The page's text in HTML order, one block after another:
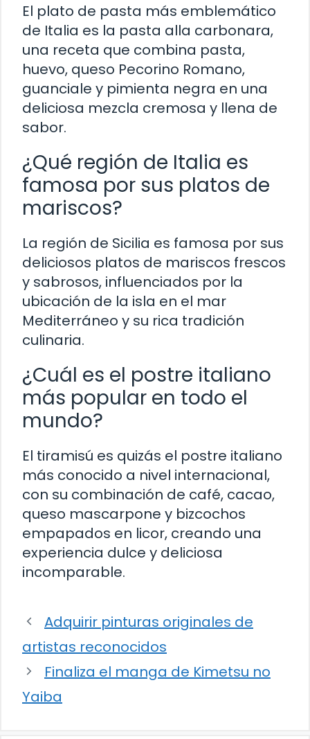
El plato de pasta más emblemático
de Italia es la pasta alla carbonara,
una receta que combina pasta,
huevo, queso Pecorino Romano,
guanciale y pimienta negra en una
deliciosa mezcla cremosa y llena de
sabor.
¿Qué región de Italia es
famosa por sus platos de
mariscos?
La región de Sicilia es famosa por sus
deliciosos platos de mariscos frescos
y sabrosos, influenciados por la
ubicación de la isla en el mar
Mediterráneo y su rica tradición
culinaria.
¿Cuál es el postre italiano
más popular en todo el
mundo?
El tiramisú es quizás el postre italiano
más conocido a nivel internacional,
con su combinación de café, cacao,
queso mascarpone y bizcochos
empapados en licor, creando una
experiencia dulce y deliciosa
incomparable.
Adquirir pinturas originales de
artistas reconocidos
Finaliza el manga de Kimetsu no
Yaiba